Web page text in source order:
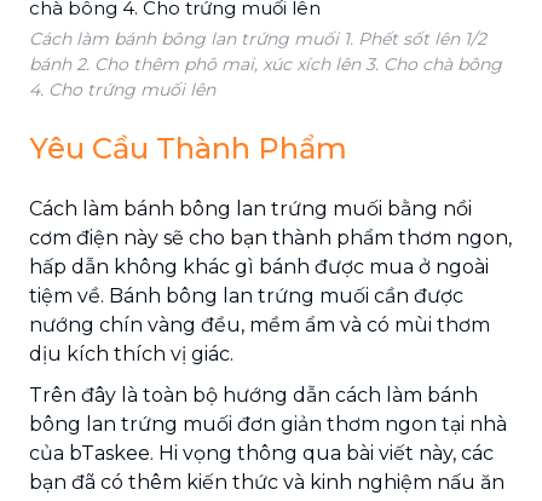
Cách làm bánh bông lan trứng muối 1. Phết sốt lên 1/2
bánh 2. Cho thêm phô mai, xúc xích lên 3. Cho chà bông
4. Cho trứng muối lên
Yêu Cầu Thành Phẩm
Cách làm bánh bông lan trứng muối bằng nồi
cơm điện này sẽ cho bạn thành phẩm thơm ngon,
hấp dẫn không khác gì bánh được mua ở ngoài
tiệm về. Bánh bông lan trứng muối cần được
nướng chín vàng đều, mềm ẩm và có mùi thơm
dịu kích thích vị giác.
Trên đây là toàn bộ hướng dẫn cách làm bánh
bông lan trứng muối đơn giản thơm ngon tại nhà
của bTaskee. Hi vọng thông qua bài viết này, các
bạn đã có thêm kiến thức và kinh nghiệm nấu ăn